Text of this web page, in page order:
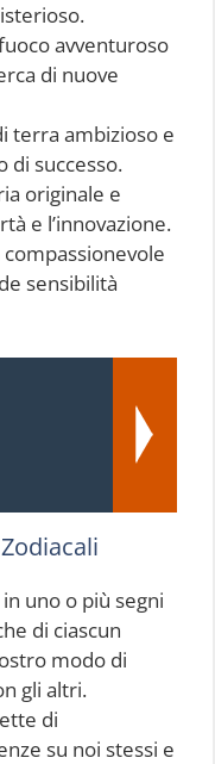
avventuroso
di nuove
terra ambizioso e
di successo.
originale e
e l’innovazione.
compassionevole
sensibilità
uno o più segni
di ciascun
modo di
gli altri.
di
su noi stessi e